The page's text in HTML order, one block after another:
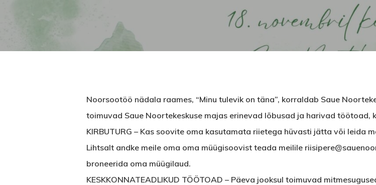
Noorsootöö nädala raames, “Minu tulevik on täna”, korraldab Saue
toimuvad Saue Noortekeskuse majas erinevad lõbusad ja harivad töötoad,
KIRBUTURG – Kas soovite oma kasutamata riietega hüvasti jätta või leida
Lihtsalt andke meile oma oma müügisoovist teada meilile
broneerida oma müügilaud.
KESKKONNATEADLIKUD TÖÖTOAD – Päeva jooksul toimuvad